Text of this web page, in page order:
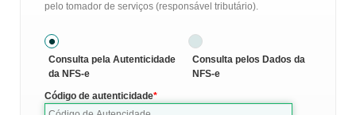
pelo tomador de serviços (responsável tributário).
Consulta pela Autenticidade
da NFS-e
Consulta pelos Dados da
NFS-e
Código de autenticidade